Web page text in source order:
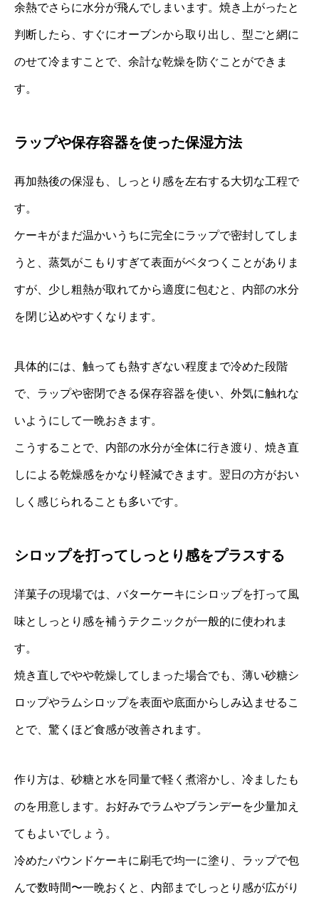
余熱でさらに水分が飛んでしまいます。焼き上がったと
判断したら、すぐにオーブンから取り出し、型ごと網に
のせて冷ますことで、余計な乾燥を防ぐことができま
す。
ラップや保存容器を使った保湿方法
再加熱後の保湿も、しっとり感を左右する大切な工程で
す。
ケーキがまだ温かいうちに完全にラップで密封してしま
うと、蒸気がこもりすぎて表面がベタつくことがありま
すが、少し粗熱が取れてから適度に包むと、内部の水分
を閉じ込めやすくなります。
具体的には、触っても熱すぎない程度まで冷めた段階
で、ラップや密閉できる保存容器を使い、外気に触れな
いようにして一晩おきます。
こうすることで、内部の水分が全体に行き渡り、焼き直
しによる乾燥感をかなり軽減できます。翌日の方がおい
しく感じられることも多いです。
シロップを打ってしっとり感をプラスする
洋菓子の現場では、バターケーキにシロップを打って風
味としっとり感を補うテクニックが一般的に使われま
す。
焼き直しでやや乾燥してしまった場合でも、薄い砂糖シ
ロップやラムシロップを表面や底面からしみ込ませるこ
とで、驚くほど食感が改善されます。
作り方は、砂糖と水を同量で軽く煮溶かし、冷ましたも
のを用意します。お好みでラムやブランデーを少量加え
てもよいでしょう。
冷めたパウンドケーキに刷毛で均一に塗り、ラップで包
んで数時間〜一晩おくと、内部までしっとり感が広がり